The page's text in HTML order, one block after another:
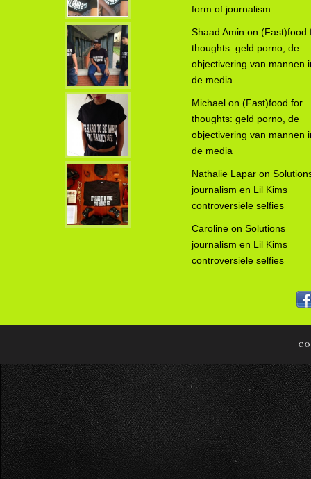
form of journalism
Shaad Amin on (Fast)food
thoughts: geld porno, de
objectivering van mannen
de media
Michael on (Fast)food for
thoughts: geld porno, de
objectivering van mannen
de media
Nathalie Lapar on
journalism en Lil Kims
controversiële selfies
Caroline on Solutions
journalism en Lil Kims
controversiële selfies